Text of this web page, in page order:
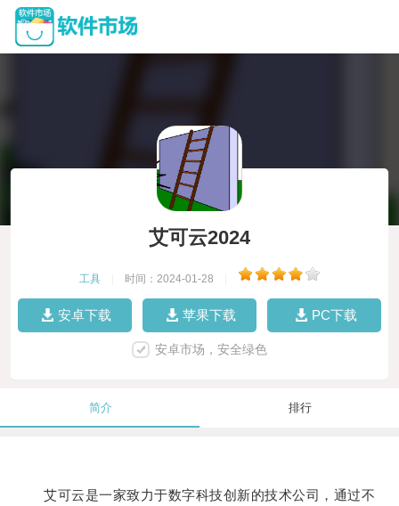
艾可云2024
工具 时间：2024-01-28
安卓下载 苹果下载 PC下载
安卓市场，安全绿色
简介 排行
艾可云是一家致力于数字科技创新的技术公司，通过不